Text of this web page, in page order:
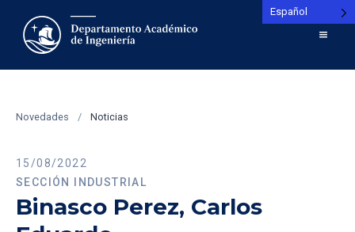
Novedades / Noticias
15/08/2022
SECCIÓN INDUSTRIAL
Binasco Perez, Carlos
Español